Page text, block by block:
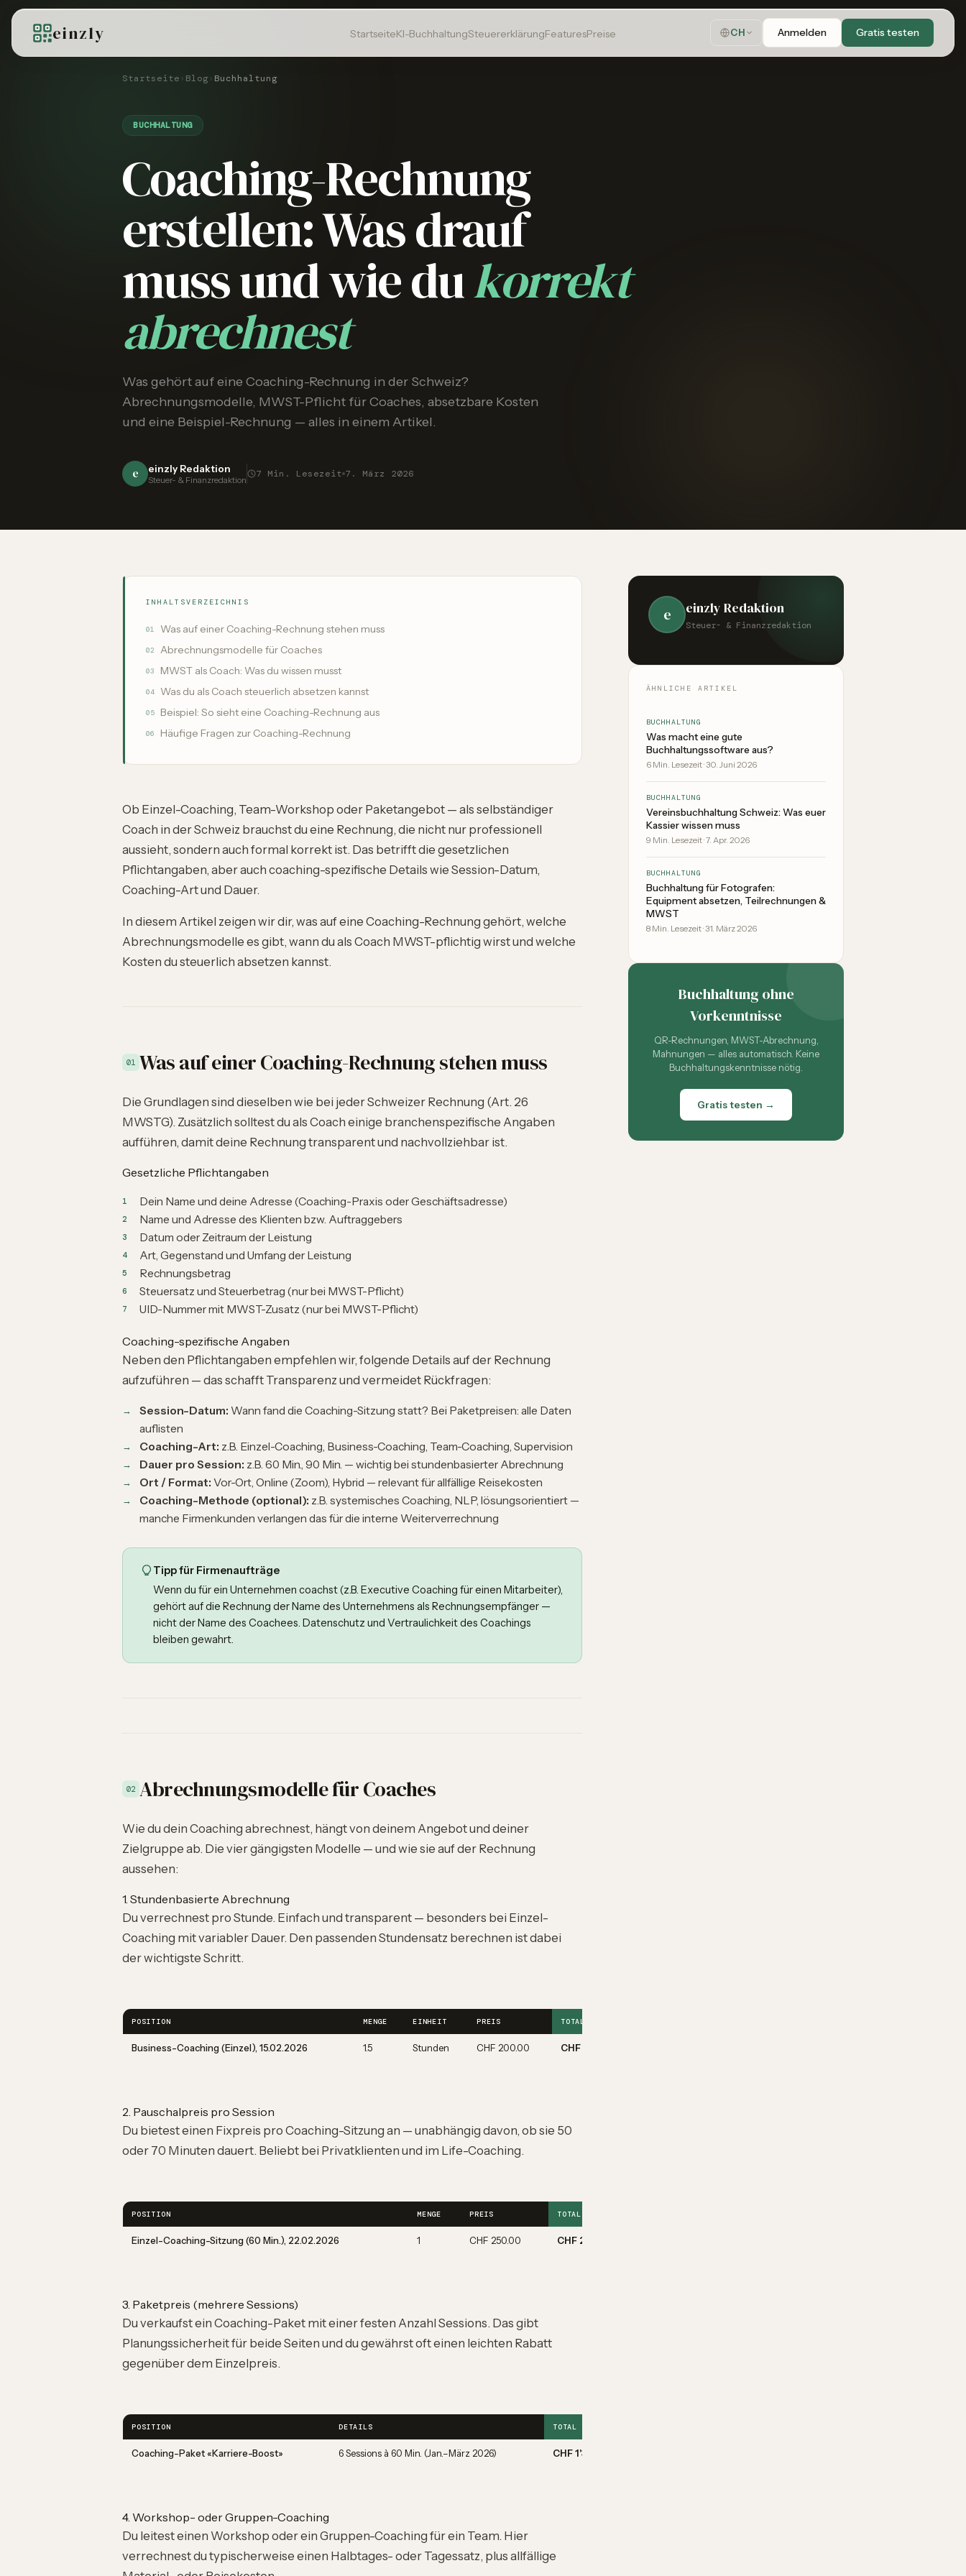
einzly StartseiteKI-BuchhaltungSteuererklärungFeaturesPreise CH Anmelden Gratis testen
Startseite › Blog› Buchhaltung
BUCHHALTUNG
Coaching-Rechnung
erstellen: Was drauf
muss und wie dukorrekt
abrechnest
Was gehört auf eine Coaching-Rechnung in der Schweiz?
Abrechnungsmodelle, MWST-Pflicht für Coaches, absetzbare Kosten
und eine Beispiel-Rechnung — alles in einem Artikel.
e einzly Redaktion
Steuer- & Finanzredaktion
7 Min. Lesezeit 7. März 2026
INHALTSVERZEICHNIS
01 Was auf einer Coaching-Rechnung stehen muss
02 Abrechnungsmodelle für Coaches
03 MWST als Coach: Was du wissen musst
04 Was du als Coach steuerlich absetzen kannst
05 Beispiel: So sieht eine Coaching-Rechnung aus
06 Häufige Fragen zur Coaching-Rechnung
Ob Einzel-Coaching, Team-Workshop oder Paketangebot — als selbständiger
Coach in der Schweiz brauchst du eine Rechnung, die nicht nur professionell
aussieht, sondern auch formal korrekt ist. Das betrifft die gesetzlichen
Pflichtangaben, aber auch coaching-spezifische Details wie Session-Datum,
Coaching-Art und Dauer.
In diesem Artikel zeigen wir dir, was auf eine Coaching-Rechnung gehört, welche
Abrechnungsmodelle es gibt, wann du als Coach MWST-pflichtig wirst und welche
Kosten du steuerlich absetzen kannst.
01 Was auf einer Coaching-Rechnung stehen muss
Die Grundlagen sind dieselben wie bei jeder Schweizer Rechnung (Art. 26
MWSTG). Zusätzlich solltest du als Coach einige branchenspezifische Angaben
aufführen, damit deine Rechnung transparent und nachvollziehbar ist.
Gesetzliche Pflichtangaben
Dein Name und deine Adresse (Coaching-Praxis oder Geschäftsadresse)
Name und Adresse des Klienten bzw. Auftraggebers
Datum oder Zeitraum der Leistung
Art, Gegenstand und Umfang der Leistung
Rechnungsbetrag
Steuersatz und Steuerbetrag (nur bei MWST-Pflicht)
UID-Nummer mit MWST-Zusatz (nur bei MWST-Pflicht)
Coaching-spezifische Angaben
Neben den Pflichtangaben empfehlen wir, folgende Details auf der Rechnung
aufzuführen — das schafft Transparenz und vermeidet Rückfragen:
Session-Datum: Wann fand die Coaching-Sitzung statt? Bei Paketpreisen: alle Daten
auflisten
Coaching-Art: z.B. Einzel-Coaching, Business-Coaching, Team-Coaching, Supervision
Dauer pro Session: z.B. 60 Min., 90 Min. — wichtig bei stundenbasierter Abrechnung
Ort / Format: Vor-Ort, Online (Zoom), Hybrid — relevant für allfällige Reisekosten
Coaching-Methode (optional): z.B. systemisches Coaching, NLP, lösungsorientiert —
manche Firmenkunden verlangen das für die interne Weiterverrechnung
Tipp für Firmenaufträge
Wenn du für ein Unternehmen coachst (z.B. Executive Coaching für einen Mitarbeiter),
gehört auf die Rechnung der Name des Unternehmens als Rechnungsempfänger —
nicht der Name des Coachees. Datenschutz und Vertraulichkeit des Coachings
bleiben gewahrt.
02 Abrechnungsmodelle für Coaches
Wie du dein Coaching abrechnest, hängt von deinem Angebot und deiner
Zielgruppe ab. Die vier gängigsten Modelle — und wie sie auf der Rechnung
aussehen:
1. Stundenbasierte Abrechnung
Du verrechnest pro Stunde. Einfach und transparent — besonders bei Einzel-
Coaching mit variabler Dauer. Den passenden Stundensatz berechnen ist dabei
der wichtigste Schritt.
POSITION MENGE EINHEIT PREIS TOTAL
Business-Coaching (Einzel), 15.02.2026 1.5 Stunden CHF 200.00 CHF 300.00
2. Pauschalpreis pro Session
Du bietest einen Fixpreis pro Coaching-Sitzung an — unabhängig davon, ob sie 50
oder 70 Minuten dauert. Beliebt bei Privatklienten und im Life-Coaching.
POSITION MENGE PREIS TOTAL
Einzel-Coaching-Sitzung (60 Min.), 22.02.2026 1 CHF 250.00 CHF 250.00
3. Paketpreis (mehrere Sessions)
Du verkaufst ein Coaching-Paket mit einer festen Anzahl Sessions. Das gibt
Planungssicherheit für beide Seiten und du gewährst oft einen leichten Rabatt
gegenüber dem Einzelpreis.
POSITION DETAILS TOTAL
Coaching-Paket «Karriere-Boost» 6 Sessions à 60 Min. (Jan.–März 2026) CHF 1'350.00
4. Workshop- oder Gruppen-Coaching
Du leitest einen Workshop oder ein Gruppen-Coaching für ein Team. Hier
verrechnest du typischerweise einen Halbtages- oder Tagessatz, plus allfällige
e einzly Redaktion
Steuer- & Finanzredaktion
ÄHNLICHE ARTIKEL
BUCHHALTUNG
Was macht eine gute
Buchhaltungssoftware aus?
6 Min. Lesezeit·30. Juni 2026
BUCHHALTUNG
Vereinsbuchhaltung Schweiz: Was euer
Kassier wissen muss
9 Min. Lesezeit·7. Apr. 2026
BUCHHALTUNG
Buchhaltung für Fotografen:
Equipment absetzen, Teilrechnungen &
MWST
8 Min. Lesezeit·31. März 2026
Buchhaltung ohne
Vorkenntnisse
QR-Rechnungen, MWST-Abrechnung,
Mahnungen — alles automatisch. Keine
Buchhaltungskenntnisse nötig.
Gratis testen →